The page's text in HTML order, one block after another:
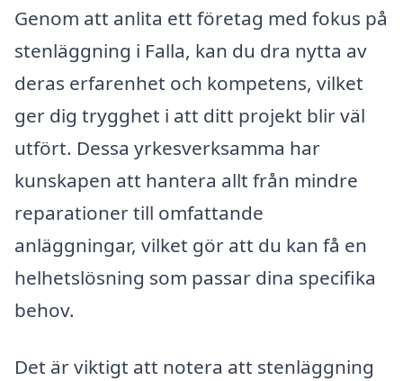
Genom att anlita ett företag med fokus på
stenläggning i Falla, kan du dra nytta av
deras erfarenhet och kompetens, vilket
ger dig trygghet i att ditt projekt blir väl
utfört. Dessa yrkesverksamma har
kunskapen att hantera allt från mindre
reparationer till omfattande
anläggningar, vilket gör att du kan få en
helhetslösning som passar dina specifika
behov.
Det är viktigt att notera att stenläggning